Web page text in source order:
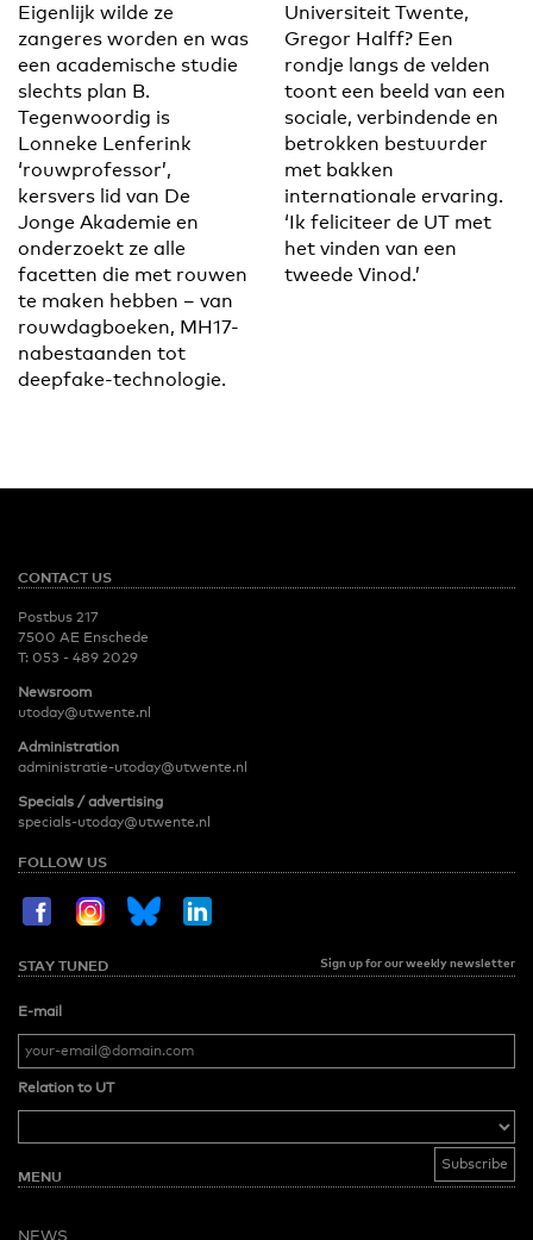
Eigenlijk wilde ze
zangeres worden en was
een academische studie
slechts plan B.
Tegenwoordig is
Lonneke Lenferink
‘rouwprofessor’,
kersvers lid van De
Jonge Akademie en
onderzoekt ze alle
facetten die met rouwen
te maken hebben – van
rouwdagboeken, MH17-
nabestaanden tot
deepfake-technologie.
Universiteit Twente,
Gregor Halff? Een
rondje langs de velden
toont een beeld van een
sociale, verbindende en
betrokken bestuurder
met bakken
internationale ervaring.
‘Ik feliciteer de UT met
het vinden van een
tweede Vinod.’
CONTACT US
Postbus 217
7500 AE Enschede
T: 053 - 489 2029
Newsroom
utoday@utwente.nl
Administration
administratie-utoday@utwente.nl
Specials / advertising
specials-utoday@utwente.nl
FOLLOW US
STAY TUNED Sign up for our weekly newsletter
E-mail
Relation to UT
MENU
NEWS